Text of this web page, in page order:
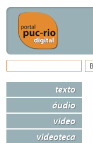
texto
áudio
vídeo
videoteca